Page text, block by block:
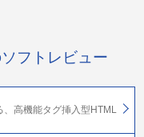
フトレビュー
、高機能タグ挿入型HTML